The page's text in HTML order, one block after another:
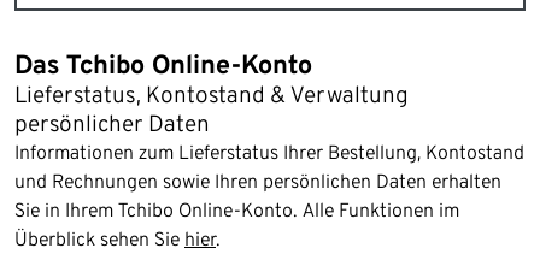
Das Tchibo Online-Konto
Lieferstatus, Kontostand & Verwaltung
persönlicher Daten
Informationen zum Lieferstatus Ihrer Bestellung, Kontostand
und Rechnungen sowie Ihren persönlichen Daten erhalten
Sie in Ihrem Tchibo Online-Konto. Alle Funktionen im
Überblick sehen Sie hier.